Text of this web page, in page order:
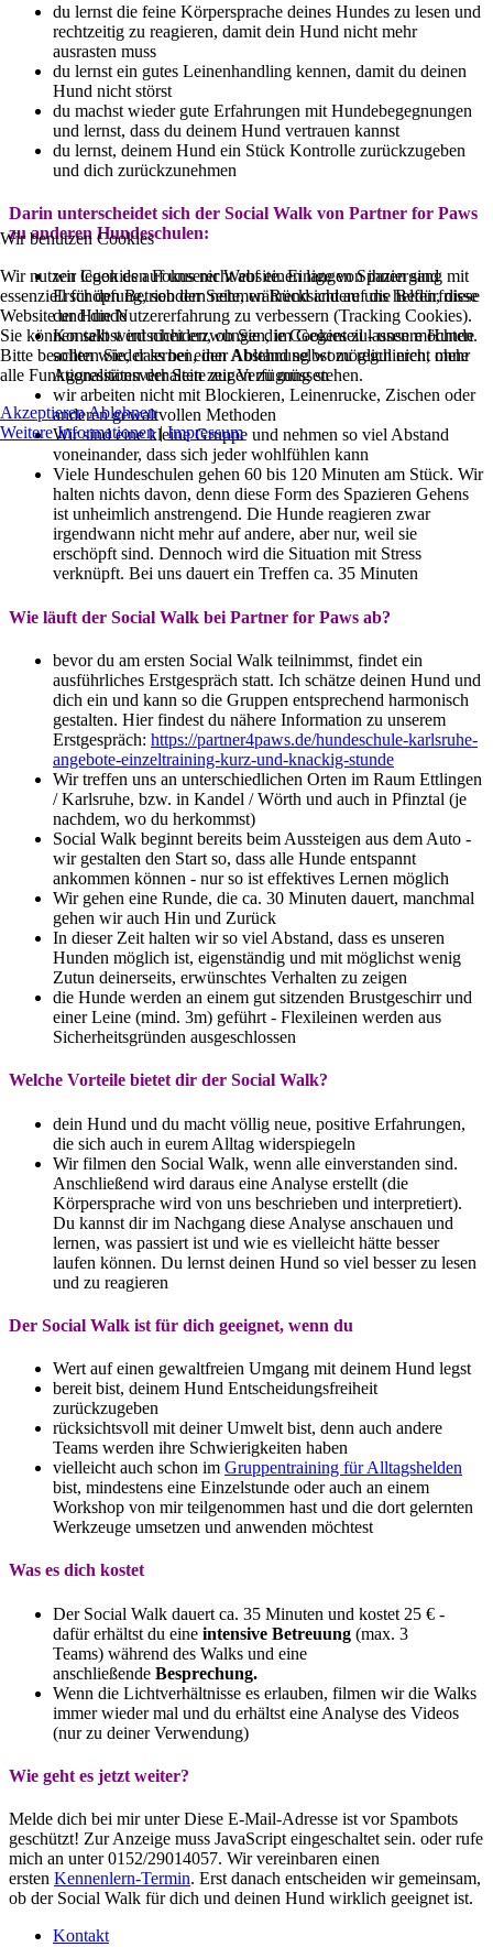
du lernst die feine Körpersprache deines Hundes zu lesen und
rechtzeitig zu reagieren, damit dein Hund nicht mehr
ausrasten muss
du lernst ein gutes Leinenhandling kennen, damit du deinen
Hund nicht störst
du machst wieder gute Erfahrungen mit Hundebegegnungen
und lernst, dass du deinem Hund vertrauen kannst
du lernst, deinem Hund ein Stück Kontrolle zurückzugeben
und dich zurückzunehmen
Darin unterscheidet sich der Social Walk von Partner for Paws
zu anderen Hundeschulen:
wir legen den Fokus nicht auf einen langen Spaziergang mit
Erschöpfung, sondern nehmen Rücksicht auf die Bedürfnisse
der Hunde
Kontakt wird nicht erzwungen, im Gegenteil - unsere Hunde
sollen wieder lernen, den Abstand selbst zu regulieren, ohne
Aggressionsverhalten zeigen zu müssen
wir arbeiten nicht mit Blockieren, Leinenrucke, Zischen oder
anderen gewaltvollen Methoden
Wir sind eine kleine Gruppe und nehmen so viel Abstand
voneinander, dass sich jeder wohlfühlen kann
Viele Hundeschulen gehen 60 bis 120 Minuten am Stück. Wir
halten nichts davon, denn diese Form des Spazieren Gehens
ist unheimlich anstrengend. Die Hunde reagieren zwar
irgendwann nicht mehr auf andere, aber nur, weil sie
erschöpft sind. Dennoch wird die Situation mit Stress
verknüpft. Bei uns dauert ein Treffen ca. 35 Minuten
Wie läuft der Social Walk bei Partner for Paws ab?
bevor du am ersten Social Walk teilnimmst, findet ein
ausführliches Erstgespräch statt. Ich schätze deinen Hund und
dich ein und kann so die Gruppen entsprechend harmonisch
gestalten. Hier findest du nähere Information zu unserem
Erstgespräch: https://partner4paws.de/hundeschule-karlsruhe-
angebote-einzeltraining-kurz-und-knackig-stunde
Wir treffen uns an unterschiedlichen Orten im Raum Ettlingen
/ Karlsruhe, bzw. in Kandel / Wörth und auch in Pfinztal (je
nachdem, wo du herkommst)
Social Walk beginnt bereits beim Aussteigen aus dem Auto -
wir gestalten den Start so, dass alle Hunde entspannt
ankommen können - nur so ist effektives Lernen möglich
Wir gehen eine Runde, die ca. 30 Minuten dauert, manchmal
gehen wir auch Hin und Zurück
In dieser Zeit halten wir so viel Abstand, dass es unseren
Hunden möglich ist, eigenständig und mit möglichst wenig
Zutun deinerseits, erwünschtes Verhalten zu zeigen
die Hunde werden an einem gut sitzenden Brustgeschirr und
einer Leine (mind. 3m) geführt - Flexileinen werden aus
Sicherheitsgründen ausgeschlossen
Welche Vorteile bietet dir der Social Walk?
dein Hund und du macht völlig neue, positive Erfahrungen,
die sich auch in eurem Alltag widerspiegeln
Wir filmen den Social Walk, wenn alle einverstanden sind.
Anschließend wird daraus eine Analyse erstellt (die
Körpersprache wird von uns beschrieben und interpretiert).
Du kannst dir im Nachgang diese Analyse anschauen und
lernen, was passiert ist und wie es vielleicht hätte besser
laufen können. Du lernst deinen Hund so viel besser zu lesen
und zu reagieren
Der Social Walk ist für dich geeignet, wenn du
Wert auf einen gewaltfreien Umgang mit deinem Hund legst
bereit bist, deinem Hund Entscheidungsfreiheit
zurückzugeben
rücksichtsvoll mit deiner Umwelt bist, denn auch andere
Teams werden ihre Schwierigkeiten haben
vielleicht auch schon im Gruppentraining für Alltagshelden
bist, mindestens eine Einzelstunde oder auch an einem
Workshop von mir teilgenommen hast und die dort gelernten
Werkzeuge umsetzen und anwenden möchtest
Was es dich kostet
Der Social Walk dauert ca. 35 Minuten und kostet 25 € -
dafür erhältst du eine intensive Betreuung (max. 3
Teams) während des Walks und eine
anschließende Besprechung.
Wenn die Lichtverhältnisse es erlauben, filmen wir die Walks
immer wieder mal und du erhältst eine Analyse des Videos
(nur zu deiner Verwendung)
Wie geht es jetzt weiter?
Melde dich bei mir unter Diese E-Mail-Adresse ist vor Spambots
geschützt! Zur Anzeige muss JavaScript eingeschaltet sein. oder rufe
mich an unter 0152/29014057. Wir vereinbaren einen
ersten Kennenlern-Termin. Erst danach entscheiden wir gemeinsam,
ob der Social Walk für dich und deinen Hund wirklich geeignet ist.
Kontakt
Wir benutzen Cookies
Wir nutzen Cookies auf unserer Website. Einige von ihnen sind
essenziell für den Betrieb der Seite, während andere uns helfen, diese
Website und die Nutzererfahrung zu verbessern (Tracking Cookies).
Sie können selbst entscheiden, ob Sie die Cookies zulassen möchten.
Bitte beachten Sie, dass bei einer Ablehnung womöglich nicht mehr
alle Funktionalitäten der Seite zur Verfügung stehen.
AkzeptierenAblehnen
Weitere Informationen|Impressum